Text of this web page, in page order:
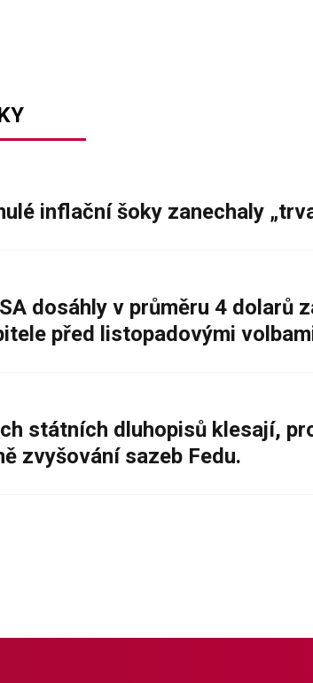
inflační šoky zanechaly
dosáhly v průměru 4
před listopadovými
státních dluhopisů klesají,
zvyšování sazeb Fedu.